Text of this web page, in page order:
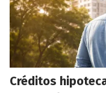
Créditos